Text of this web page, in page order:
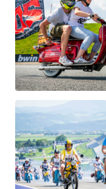
Business
Glossar